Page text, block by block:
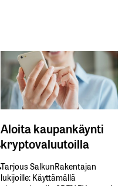
Aloita kaupankäynti
kryptovaluutoilla
Tarjous SalkunRakentajan
lukijoille: Käyttämällä​ ​